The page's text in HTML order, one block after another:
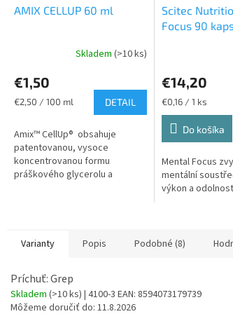
AMIX CELLUP 60 ml
Skladem (>10 ks)
€1,50
Jednotková
€2,50 / 100 ml DETAIL
Amix™ CellUp® obsahuje
patentovanou, vysoce
koncentrovanou formu
práškového glycerolu a
Scitec
Focus 90
€14,20
Jednotková
cena:
€0,16 / 1 ks
Do košíka
Mental Focus
mentální
výkon a
Varianty Popis Podobné (8)
Príchuť: Grep
Skladem (>10 ks) | 4100-3 EAN: 8594073179739
Môžeme doručiť do: 11.8.2026